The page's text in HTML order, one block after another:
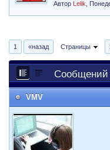
Автор Lelik ,
1 «назад Страницы
Сообщений
VMV